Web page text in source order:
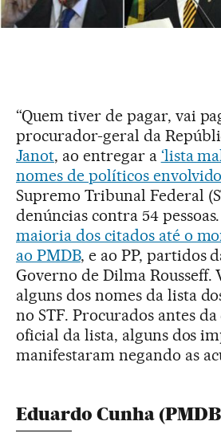
“Quem tiver de pagar, vai
procurador-geral da
Janot, ao entregar a ‘lista
nomes de políticos
Supremo Tribunal Federal
denúncias contra 54
maioria dos citados até o
ao PMDB, e ao PP, partidos
Governo de Dilma Rousseff.
alguns dos nomes da lista
no STF. Procurados antes
oficial da lista, alguns dos
manifestaram negando as
Eduardo Cunha